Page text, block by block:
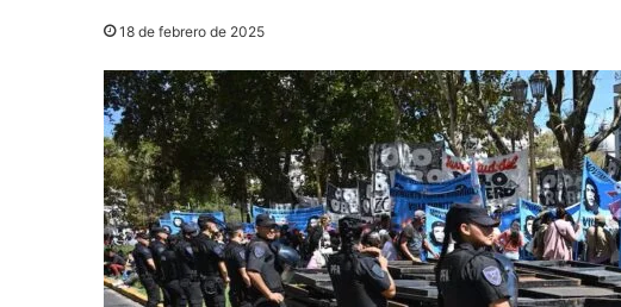
18 de febrero de 2025